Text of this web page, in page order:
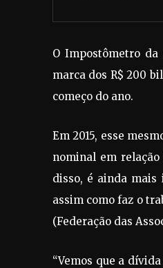
O Impostômetro da
marca dos R$ 200
começo do ano.
Em 2015, esse
nominal em
disso, é ainda mais
assim como faz o
(Federação das
“Vemos que a